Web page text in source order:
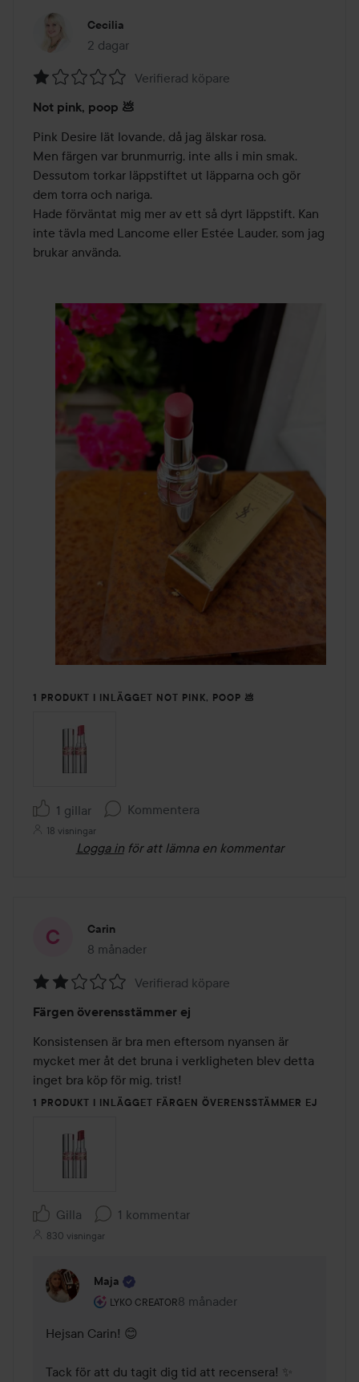
Cecilia
2 dagar
Inlägget skapades 2 dagar
1
av
5
Verifierad köpare
Not pink, poop 💩
Pink Desire lät lovande, då jag älskar rosa.
Men färgen var brunmurrig, inte alls i min smak.
Dessutom torkar läppstiftet ut läpparna och gör
dem torra och nariga.
Hade förväntat mig mer av ett så dyrt läppstift. Kan
inte tävla med Lancome eller Estée Lauder, som jag
brukar använda.
1 PRODUKT I INLÄGGET NOT PINK, POOP 💩
1 gillar Kommentera
18 visningar
Logga in för att lämna en kommentar
Carin
8 månader
Inlägget skapades 8 månader
2
av
5
Verifierad köpare
Färgen överensstämmer ej
Konsistensen är bra men eftersom nyansen är
mycket mer åt det bruna i verkligheten blev detta
inget bra köp för mig, trist!
1 PRODUKT I INLÄGGET FÄRGEN ÖVERENSSTÄMMER EJ
Gilla 1 kommentar
830 visningar
Maja
LYKO CREATOR
Användarens roll: Lyko Creator.
8 månader
Kommentaren lades 8 månader
Hejsan Carin! 😊
Tack för att du tagit dig tid att recensera! ✨